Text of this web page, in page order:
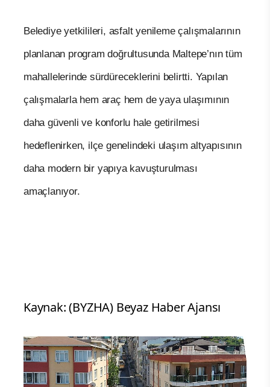
Belediye yetkilileri, asfalt yenileme çalışmalarının
planlanan program doğrultusunda Maltepe’nın tüm
mahallelerinde sürdüreceklerini belirtti. Yapılan
çalışmalarla hem araç hem de yaya ulaşımının
daha güvenli ve konforlu hale getirilmesi
hedeflenirken, ilçe genelindeki ulaşım altyapısının
daha modern bir yapıya kavuşturulması
amaçlanıyor.
Kaynak: (BYZHA) Beyaz Haber Ajansı